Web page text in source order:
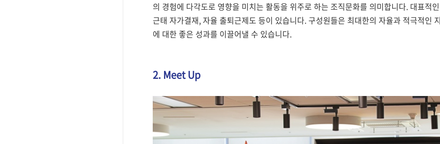
의 경험에 다각도로 영향을 미치는 활동을 위주로 하는 조직문화를 의미합니다. 대표적
근태 자가결재, 자율 출퇴근제도 등이 있습니다. 구성원들은 최대한의 자율과 적극적인
에 대한 좋은 성과를 이끌어낼 수 있습니다.
2. Meet Up